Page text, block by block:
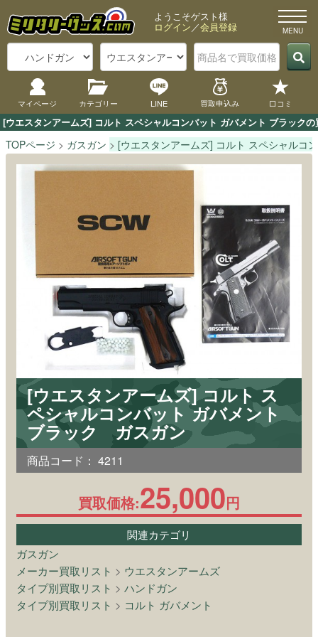
[ウエスタンアームズ] コルト スペシャルコンバット ガバメント ブラック
ようこそゲスト様
ログイン／会員登録
マイページ カテゴリー LINE 買取申込み 口コミ
TOPページ ガスガン [ウエスタンアームズ] コルト スペシャルコ
[ウエスタンアームズ] コルト ス
ペシャルコンバット ガバメント
ブラック ガスガン
商品コード： 4211
買取価格:25,000円
関連カテゴリ
ガスガン
メーカー買取リスト > ウエスタンアームズ
タイプ別買取リスト > ハンドガン
タイプ別買取リスト > コルト ガバメント